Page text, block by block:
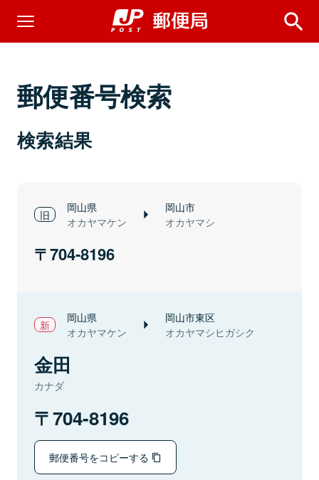
郵便番号検索
検索結果
岡山県
オカヤマケン
岡山市
オカヤマシ
704-8196
岡山県
オカヤマケン
岡山市東区
オカヤマシヒガシク
金田
カナダ
704-8196
郵便番号をコピーする